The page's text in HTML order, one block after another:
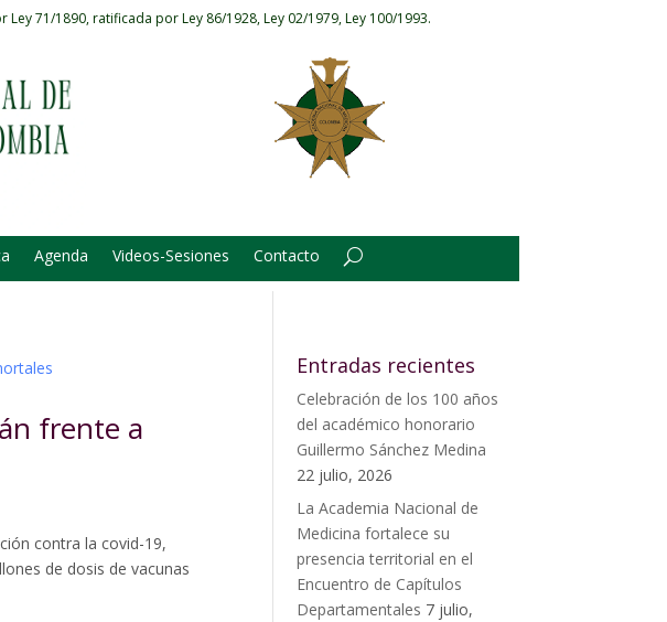
Ley 71/1890, ratificada por Ley 86/1928, Ley 02/1979, Ley 100/1993.
Agenda Videos-Sesiones Contacto
frente a
contra la covid-19,
de dosis de vacunas
Entradas recientes
Celebración de los 100 años
del académico honorario
Guillermo Sánchez Medina
22 julio, 2026
La Academia Nacional de
Medicina fortalece su
presencia territorial en el
Encuentro de Capítulos
Departamentales 7 julio,